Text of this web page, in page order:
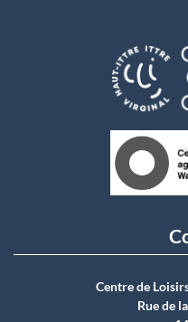
Centre de
Rue de